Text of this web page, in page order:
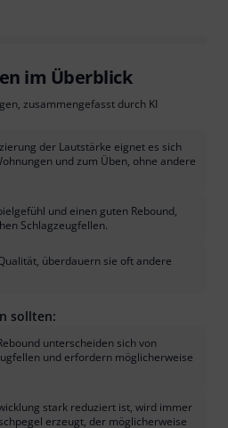
im Überblick
zusammengefasst durch KI
der Lautstärke eignet es sich
und zum Üben, ohne andere
und einen guten Rebound,
Schlagzeugfellen.
überdauern sie oft andere
sollten:
unterscheiden sich von
und erfordern möglicherweise
stark reduziert ist, wird immer
erzeugt, der möglicherweise